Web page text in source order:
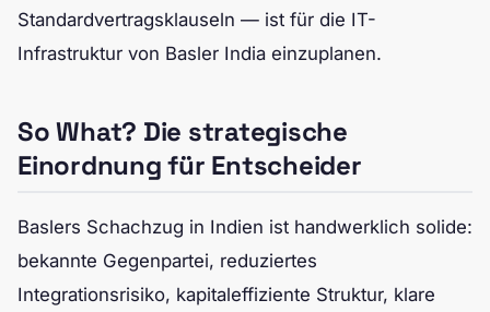
Standardvertragsklauseln — ist für die IT-
Infrastruktur von Basler India einzuplanen.
So What? Die strategische
Einordnung für Entscheider
Baslers Schachzug in Indien ist handwerklich solide:
bekannte Gegenpartei, reduziertes
Integrationsrisiko, kapitaleffiziente Struktur, klare